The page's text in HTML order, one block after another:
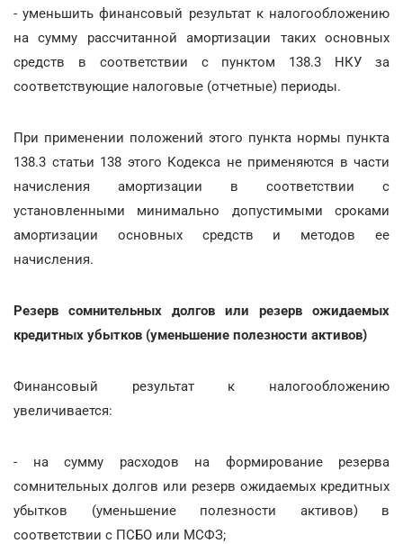
- уменьшить финансовый результат к налогообложению
на сумму рассчитанной амортизации таких основных
средств в соответствии с пунктом 138.3 НКУ за
соответствующие налоговые (отчетные) периоды.
При применении положений этого пункта нормы пункта
138.3 статьи 138 этого Кодекса не применяются в части
начисления амортизации в соответствии с
установленными минимально допустимыми сроками
амортизации основных средств и методов ее
начисления.
Резерв сомнительных долгов или резерв ожидаемых
кредитных убытков (уменьшение полезности активов)
Финансовый результат к налогообложению
увеличивается:
- на сумму расходов на формирование резерва
сомнительных долгов или резерв ожидаемых кредитных
убытков (уменьшение полезности активов) в
соответствии с ПСБО или МСФЗ;